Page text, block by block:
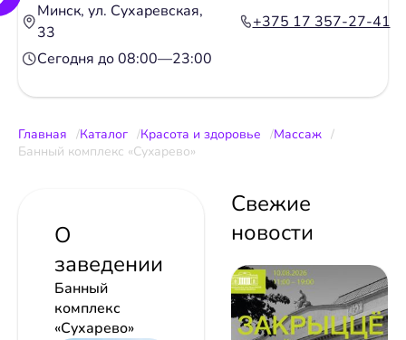
Минск, ул. Сухаревская,
33
+375 17 357-27-41
Сегодня до 08:00—23:00
Главная Каталог Красота и здоровье
Массаж
Банный комплекс «Сухарево»
О
заведении
Банный
комплекс
«Сухарево»
Свежие
новости